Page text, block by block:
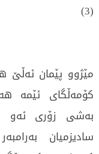
(3)
مێژوو پێمان ئەڵێ
کۆمەڵگای ئێمە
بەشی زۆری ئەو
سادیزمیان